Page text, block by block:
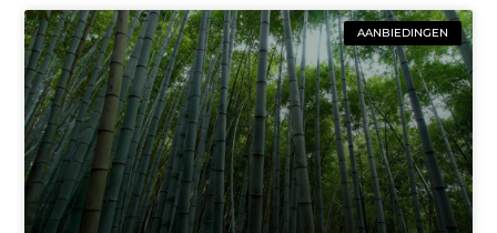
AANBIEDINGEN